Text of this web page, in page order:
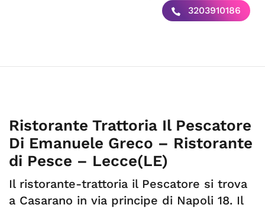
3203910186
Ristorante Trattoria Il Pescatore
Di Emanuele Greco – Ristorante
di Pesce – Lecce(LE)
Il ristorante-trattoria il Pescatore si trova
a Casarano in via principe di Napoli 18. Il